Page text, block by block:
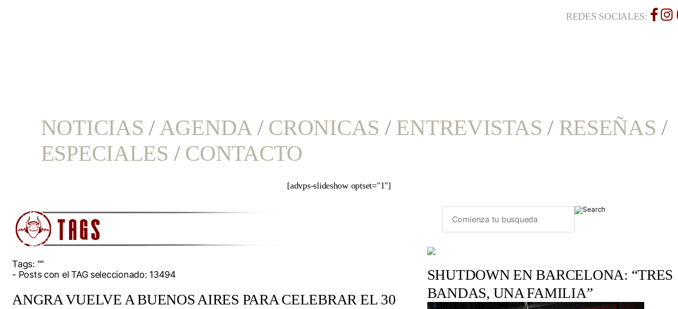
REDES SOCIALES:
NOTICIAS /AGENDA/ CRONICAS / ENTREVISTAS / RESEÑAS /
ESPECIALES / CONTACTO
[advps-slideshow optset="1"]
Tags: ""
- Posts con el TAG seleccionado: 13494
ANGRA VUELVE A BUENOS AIRES PARA CELEBRAR EL 30
SHUTDOWN EN BARCELONA: “TRES
BANDAS, UNA FAMILIA”